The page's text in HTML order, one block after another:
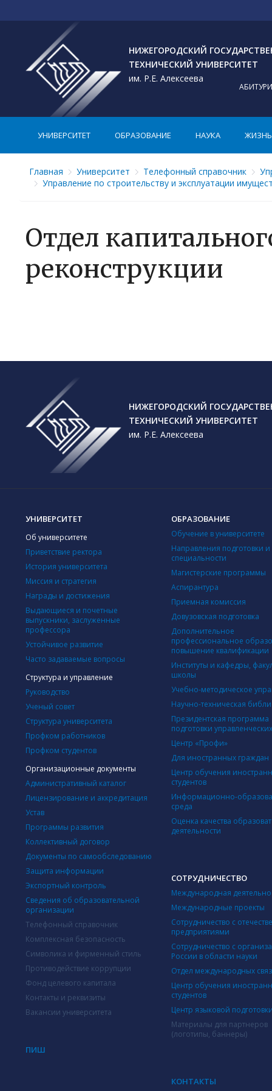
НИЖЕГОРОДСКИЙ
ТЕХНИЧЕСКИЙ УНИВЕРСИТЕТ
им. Р.Е. Алексеева
УНИВЕРСИТЕТ ОБРАЗОВАНИЕ НАУКА ЖИЗНЬ
Главная Университет Телефонный справочник
Управление по строительству и эксплуатации
Отдел
реконструкции
НИЖЕГОРОДСКИЙ
ТЕХНИЧЕСКИЙ УНИВЕРСИТЕТ
им. Р.Е. Алексеева
УНИВЕРСИТЕТ
Об университете
Приветствие ректора
История университета
Миссия и стратегия
Награды и достижения
Выдающиеся и почетные
выпускники, заслуженные
профессора
Устойчивое развитие
Часто задаваемые вопросы
Структура и управление
Руководство
Ученый совет
Структура университета
Профком работников
Профком студентов
Организационные документы
Административный каталог
Лицензирование и аккредитация
Устав
Программы развития
Коллективный договор
Документы по самообследованию
Защита информации
Экспортный контроль
Сведения об образовательной
организации
Телефонный справочник
Комплексная безопасность
Символика и фирменный стиль
Противодействие коррупции
Фонд целевого капитала
Контакты и реквизиты
Вакансии университета
ОБРАЗОВАНИЕ
Обучение в университете
Направления подготовки и
специальности
Магистерские программы
Аспирантура
Приемная комиссия
Довузовская подготовка
Дополнительное
профессиональное
повышение квалификации
Институты и кафедры,
школы
Учебно-методическое
Научно-техническая
Президентская программа
подготовки
Центр «Профи»
Для иностранных граждан
Центр обучения
студентов
Информационно-
среда
Оценка качества
деятельности
СОТРУДНИЧЕСТВО
Международная
Международные проекты
Сотрудничество с
предприятиями
Сотрудничество с
России в области науки
Отдел международных
Центр обучения
студентов
Центр языковой
Материалы для партнеров
(логотипы, баннеры)
ПИШ
КОНТАКТЫ